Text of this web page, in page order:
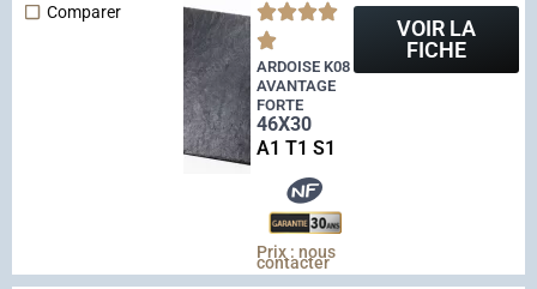
Comparer
ARDOISE K08
AVANTAGE
FORTE
46X30
A1 T1 S1
Prix : nous
contacter
VOIR LA
FICHE